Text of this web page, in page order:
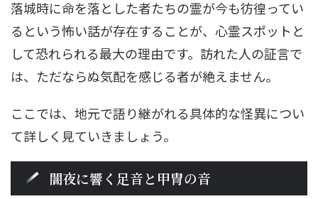
落城時に命を落とした者たちの霊が今も彷徨ってい
るという怖い話が存在することが、心霊スポットと
して恐れられる最大の理由です。訪れた人の証言で
は、ただならぬ気配を感じる者が絶えません。
ここでは、地元で語り継がれる具体的な怪異につい
て詳しく見ていきましょう。
闇夜に響く足音と甲冑の音